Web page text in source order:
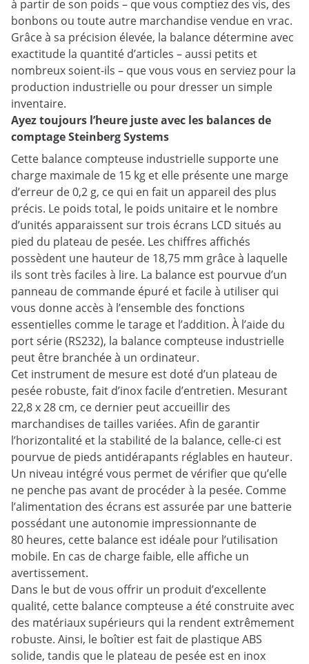
à partir de son poids – que vous comptiez des vis, des
bonbons ou toute autre marchandise vendue en vrac.
Grâce à sa précision élevée, la balance détermine avec
exactitude la quantité d’articles – aussi petits et
nombreux soient-ils – que vous vous en serviez pour la
production industrielle ou pour dresser un simple
inventaire.
Ayez toujours l’heure juste avec les balances de
comptage Steinberg Systems
Cette balance compteuse industrielle supporte une
charge maximale de 15 kg et elle présente une marge
d’erreur de 0,2 g, ce qui en fait un appareil des plus
précis. Le poids total, le poids unitaire et le nombre
d’unités apparaissent sur trois écrans LCD situés au
pied du plateau de pesée. Les chiffres affichés
possèdent une hauteur de 18,75 mm grâce à laquelle
ils sont très faciles à lire. La balance est pourvue d’un
panneau de commande épuré et facile à utiliser qui
vous donne accès à l’ensemble des fonctions
essentielles comme le tarage et l’addition. À l’aide du
port série (RS232), la balance compteuse industrielle
peut être branchée à un ordinateur.
Cet instrument de mesure est doté d’un plateau de
pesée robuste, fait d’inox facile d’entretien. Mesurant
22,8 x 28 cm, ce dernier peut accueillir des
marchandises de tailles variées. Afin de garantir
l’horizontalité et la stabilité de la balance, celle-ci est
pourvue de pieds antidérapants réglables en hauteur.
Un niveau intégré vous permet de vérifier que qu’elle
ne penche pas avant de procéder à la pesée. Comme
l’alimentation des écrans est assurée par une batterie
possédant une autonomie impressionnante de
80 heures, cette balance est idéale pour l’utilisation
mobile. En cas de charge faible, elle affiche un
avertissement.
Dans le but de vous offrir un produit d’excellente
qualité, cette balance compteuse a été construite avec
des matériaux supérieurs qui la rendent extrêmement
robuste. Ainsi, le boîtier est fait de plastique ABS
solide, tandis que le plateau de pesée est en inox